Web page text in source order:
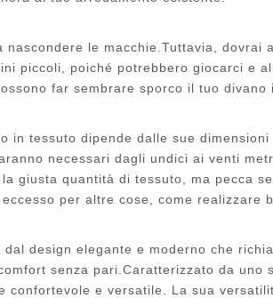
le macchie.Tuttavia, dovrai
piccoli, poiché potrebbero giocarci e
far sembrare sporco il tuo divano
in tessuto dipende dalle sue
necessari dagli undici ai venti
giusta quantità di tessuto, ma pecca
per altre cose, come realizzare
design elegante e moderno che
senza pari.Caratterizzato da uno
e versatile. La sua